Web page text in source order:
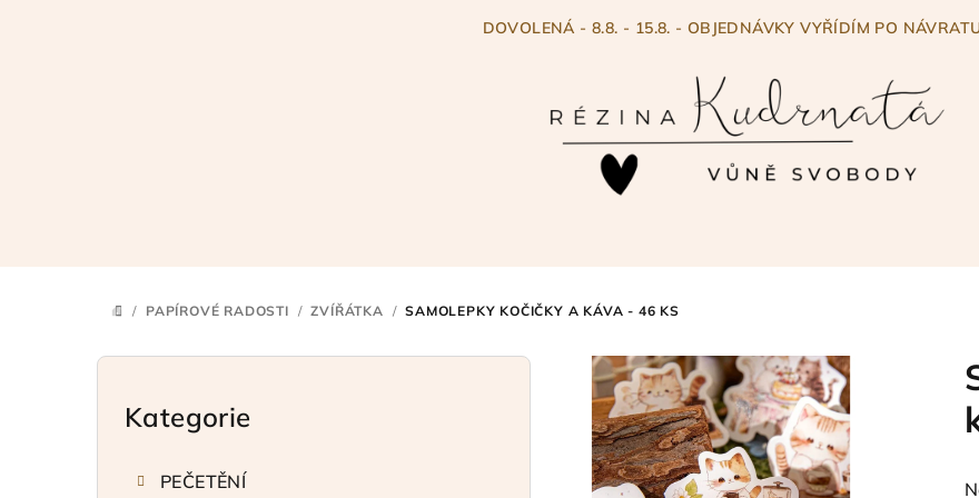
DOVOLENÁ - 8.8. - 15.8. - OBJEDNÁVKY VYŘÍDÍM PO
DOMŮ
/ PAPÍROVÉ RADOSTI / ZVÍŘÁTKA / SAMOLEPKY KOČIČKY A KÁVA - 46 KS
P
Přeskočit
kategorie
Kategorie
PEČETĚNÍ